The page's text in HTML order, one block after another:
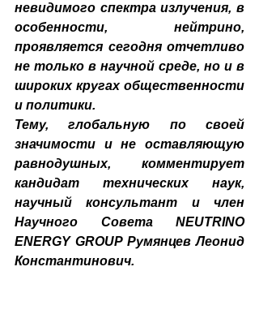
невидимого спектра излучения, в
особенности, нейтрино,
проявляется сегодня отчетливо
не только в научной среде, но и в
широких кругах общественности
и политики.
Тему, глобальную по своей
значимости и не оставляющую
равнодушных, комментирует
кандидат технических наук,
научный консультант и член
Научного Совета NEUTRINO
ENERGY GROUP Румянцев Леонид
Константинович.